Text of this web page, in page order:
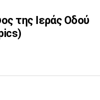
της Ιεράς Οδού